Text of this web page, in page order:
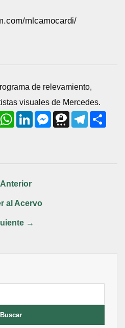
mlcamocardi/
de relevamiento,
visuales de Mercedes.
al Acervo
→